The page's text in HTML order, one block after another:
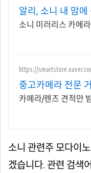
알리, 소니 내 맘
소니 미러리스 카메
https://
중고카메라 전문
카메라/렌즈 견적만
소니 관련주 모다이
겠습니다. 관련 검색